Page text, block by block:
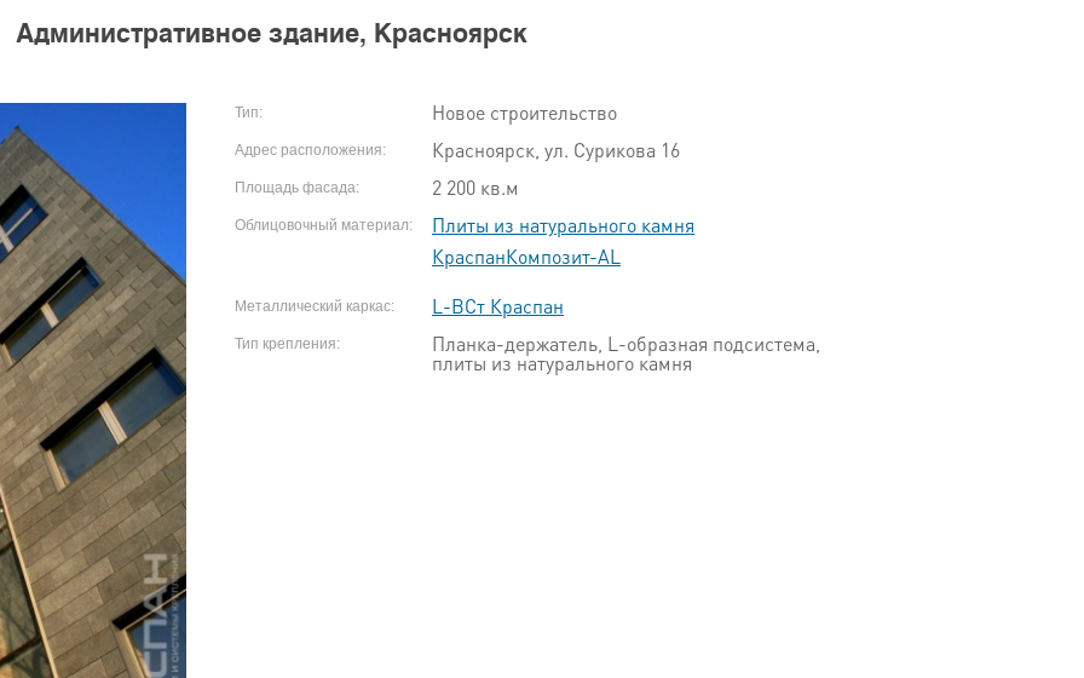
Административное здание, Красноярск
Тип: Новое строительство
Адрес расположения: Красноярск, ул. Сурикова 16
Площадь фасада: 2 200 кв.м
Облицовочный материал:
Плиты из натурального камня
КраспанКомпозит-AL
Металлический каркас: L-ВСт Краспан
Тип крепления: Планка-держатель, L-образная подсистема,
плиты из натурального камня